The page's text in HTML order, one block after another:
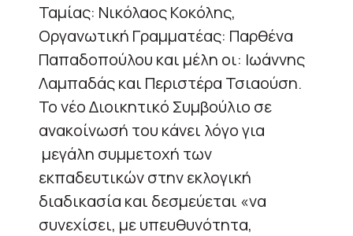
Ταμίας: Νικόλαος Κοκόλης,
Οργανωτική Γραμματέας: Παρθένα
Παπαδοπούλου και μέλη οι: Ιωάννης
Λαμπαδάς και Περιστέρα Τσιαούση.
Το νέο Διοικητικό Συμβούλιο σε
ανακοίνωσή του κάνει λόγο για
μεγάλη συμμετοχή των
εκπαδευτικών στην εκλογική
διαδικασία και δεσμεύεται «να
συνεχίσει, με υπευθυνότητα,